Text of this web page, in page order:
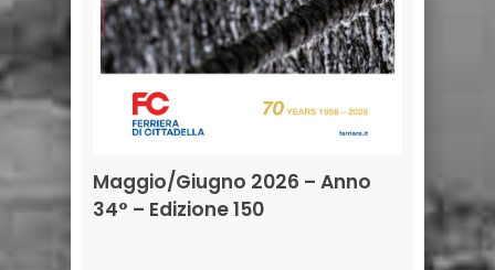
Maggio/Giugno 2026 – Anno
34° – Edizione 150